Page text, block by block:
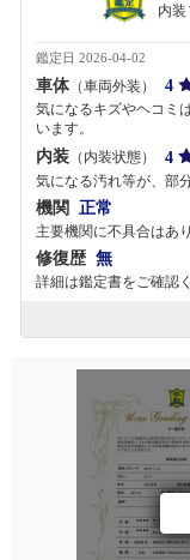
内装
鑑定日 2026-04-02
車体（車両外装） 4
気になるキズやヘコミ
います。
内装 （内装状態） 4
気になる汚れ等が、部
機関 正常
主要機関に不具合はあ
修復歴 無
詳細は鑑定書をご確認